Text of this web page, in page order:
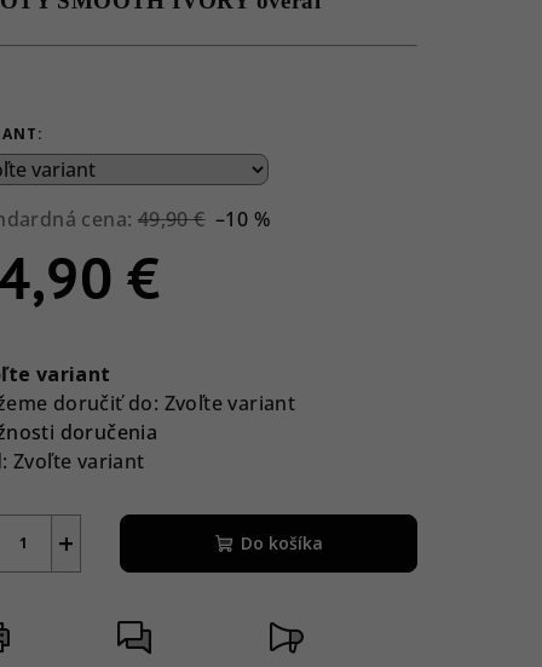
cena: 49,90 € –10 %
€
variant
doručiť do: Zvoľte variant
doručenia
Zvoľte variant
+ Do košíka